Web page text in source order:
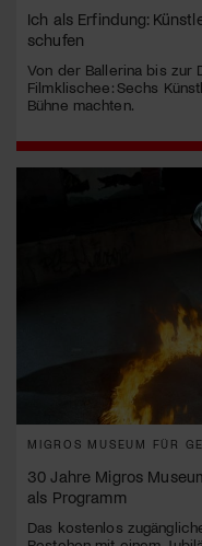
Ich als Erfindung:
schufen
Von der Ballerina bis zur
Filmklischee: Sechs
Bühne machten.
MIGROS MUSEUM FÜR
30 Jahre Migros
als Programm
Das kostenlos